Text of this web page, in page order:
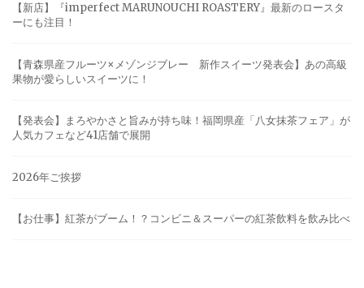
【新店】『imperfect MARUNOUCHI ROASTERY』最新のロースタ
ーにも注目！
【青森県産フルーツ×メゾンジブレー 新作スイーツ発表会】あの高級
果物が愛らしいスイーツに！
【発表会】まろやかさと旨みが持ち味！福岡県産「八女抹茶フェア」が
人気カフェなど41店舗で展開
2026年ご挨拶
【お仕事】紅茶がブーム！？コンビニ＆スーパーの紅茶飲料を飲み比べ